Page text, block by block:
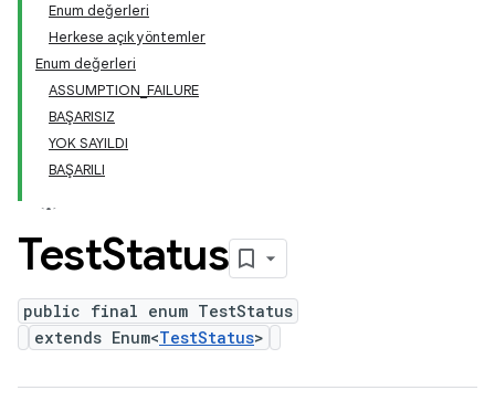
Enum değerleri
Herkese açık yöntemler
Enum değerleri
ASSUMPTION_FAILURE
BAŞARISIZ
YOK SAYILDI
BAŞARILI
TestStatus
public final enum TestStatus
extends Enum<TestStatus>